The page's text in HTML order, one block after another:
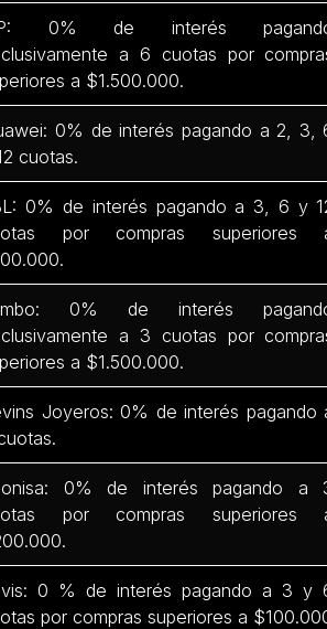
0% de interés
a 6 cuotas por
a $1.500.000.
0% de interés pagando a 2, 3,
cuotas.
0% de interés pagando a 3, 6 y
por compras superiores
0% de interés
a 3 cuotas por
a $1.500.000.
Joyeros: 0% de interés pagando
0% de interés pagando a
por compras superiores
0 % de interés pagando a 3 y
por compras superiores a